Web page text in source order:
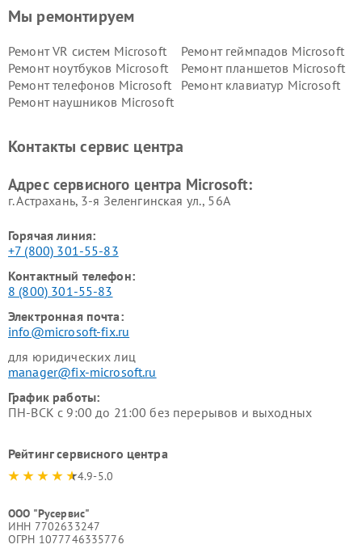
Мы ремонтируем
Ремонт VR систем Microsoft
Ремонт геймпадов Microsoft
Ремонт ноутбуков Microsoft
Ремонт планшетов Microsoft
Ремонт телефонов Microsoft
Ремонт клавиатур Microsoft
Ремонт наушников Microsoft
Контакты сервис центра
Адрес сервисного центра Microsoft:
г. Астрахань, 3-я Зеленгинская ул., 56А
Горячая линия:
+7 (800) 301-55-83
Контактный телефон:
8 (800) 301-55-83
Электронная почта:
info@microsoft-fix.ru
для юридических лиц
manager@fix-microsoft.ru
График работы:
ПН-ВСК с 9:00 до 21:00 без перерывов и выходных
Рейтинг сервисного центра
4.9-5.0
ООО "Русервис"
ИНН 7702633247
ОГРН 1077746335776